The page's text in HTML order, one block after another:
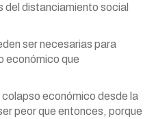
del distanciamiento social
ser necesarias para
económico que
económico desde la
peor que entonces, porque